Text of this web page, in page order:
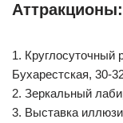
Аттракционы:
1. Круглосуточный
Бухарестская, 30-
2. Зеркальный
3. Выставка